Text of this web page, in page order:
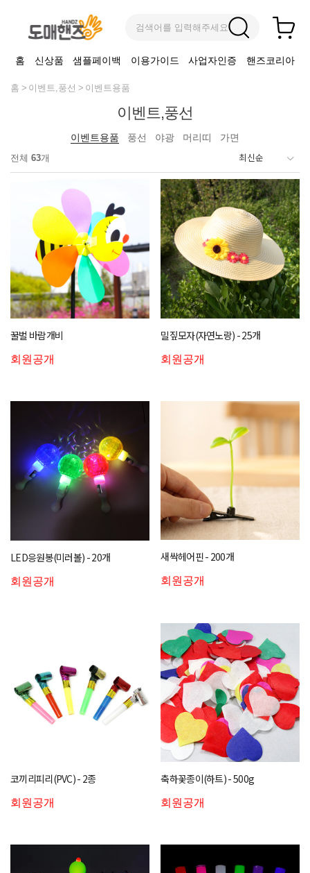
검색어를 입력해주세요
홈 신상품 샘플페이백 이용가이드 사업자인증 핸즈코리아
홈 이벤트,풍선 이벤트용품
이벤트,풍선
이벤트용품 풍선 야광 머리띠 가면
전체 63개
꿀벌 바람개비
회원공개
밀짚모자(자연노랑) - 25개
회원공개
LED응원봉(미러볼) - 20개
회원공개
새싹헤어핀 - 200개
회원공개
코끼리피리(PVC) - 2종
회원공개
축하꽃종이(하트) - 500g
회원공개